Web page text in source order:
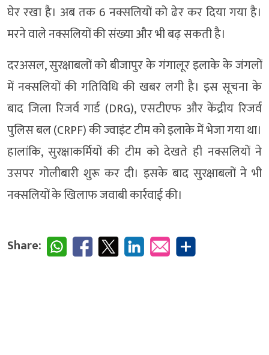
घेर रखा है। अब तक 6 नक्सलियों को ढेर कर दिया गया है।
मरने वाले नक्सलियों की संख्या और भी बढ़ सकती है।
दरअसल, सुरक्षाबलों को बीजापुर के गंगालूर इलाके के जंगलों
में नक्सलियों की गतिविधि की खबर लगी है। इस सूचना के
बाद जिला रिजर्व गार्ड (DRG), एसटीएफ और केंद्रीय रिजर्व
पुलिस बल (CRPF) की ज्वाइंट टीम को इलाके में भेजा गया था।
हालांकि, सुरक्षाकर्मियों की टीम को देखते ही नक्सलियों ने
उसपर गोलीबारी शुरू कर दी। इसके बाद सुरक्षाबलों ने भी
नक्सलियों के खिलाफ जवाबी कार्रवाई की।
Share: